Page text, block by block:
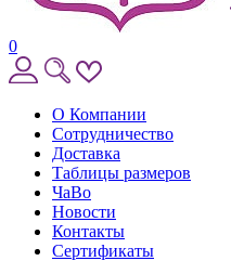
0
О Компании
Сотрудничество
Доставка
Таблицы размеров
ЧаВо
Новости
Контакты
Сертификаты